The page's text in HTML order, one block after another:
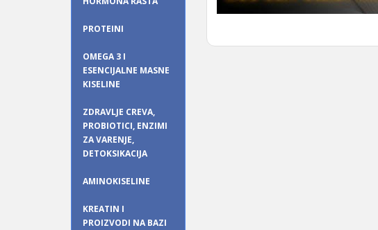
PROTEINI
OMEGA 3 I
ESENCIJALNE MASNE
KISELINE
ZDRAVLJE CREVA,
PROBIOTICI, ENZIMI
ZA VARENJE,
DETOKSIKACIJA
AMINOKISELINE
KREATIN I
PROIZVODI NA BAZI